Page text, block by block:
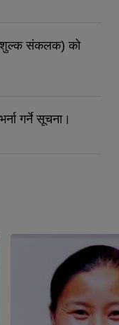
शुल्क संकलक) को
गर्ने सूचना।